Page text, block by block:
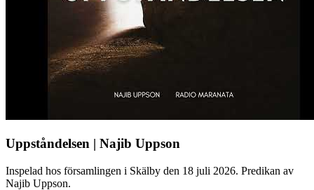
Uppståndelsen | Najib Uppson
Inspelad hos församlingen i Skälby den 18 juli 2026. Predikan av
Najib Uppson.